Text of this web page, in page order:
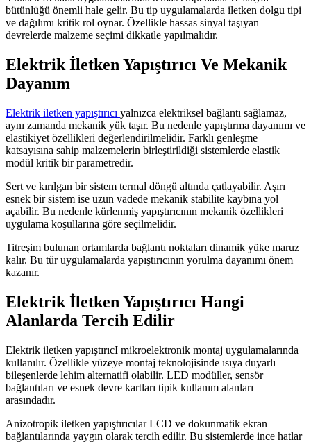
bütünlüğü önemli hale gelir. Bu tip uygulamalarda iletken dolgu tipi
ve dağılımı kritik rol oynar. Özellikle hassas sinyal taşıyan
devrelerde malzeme seçimi dikkatle yapılmalıdır.
Elektrik İletken Yapıştırıcı Ve Mekanik
Dayanım
Elektrik iletken yapıştırıcı yalnızca elektriksel bağlantı sağlamaz,
aynı zamanda mekanik yük taşır. Bu nedenle yapıştırma dayanımı ve
elastikiyet özellikleri değerlendirilmelidir. Farklı genleşme
katsayısına sahip malzemelerin birleştirildiği sistemlerde elastik
modül kritik bir parametredir.
Sert ve kırılgan bir sistem termal döngü altında çatlayabilir. Aşırı
esnek bir sistem ise uzun vadede mekanik stabilite kaybına yol
açabilir. Bu nedenle kürlenmiş yapıştırıcının mekanik özellikleri
uygulama koşullarına göre seçilmelidir.
Titreşim bulunan ortamlarda bağlantı noktaları dinamik yüke maruz
kalır. Bu tür uygulamalarda yapıştırıcının yorulma dayanımı önem
kazanır.
Elektrik İletken Yapıştırıcı Hangi
Alanlarda Tercih Edilir
Elektrik iletken yapıştırıcI mikroelektronik montaj uygulamalarında
kullanılır. Özellikle yüzeye montaj teknolojisinde ısıya duyarlı
bileşenlerde lehim alternatifi olabilir. LED modüller, sensör
bağlantıları ve esnek devre kartları tipik kullanım alanları
arasındadır.
Anizotropik iletken yapıştırıcılar LCD ve dokunmatik ekran
bağlantılarında yaygın olarak tercih edilir. Bu sistemlerde ince hatlar